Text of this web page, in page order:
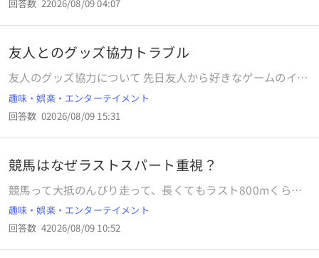
回答数 22026/08/09 04:07
友人とのグッズ協力トラブル
友人のグッズ協力について 先日友人から好きなゲームのイベ
ントに参加して推しグッズが当たるか協力してほしい と言わ
れました 私自身も友達に協力してもらったり 協力してもら
って友達が当たらないかつ、友達があてたレート高いグッズ
を奪って交換に出すなんてことはしてないですし、参加して
料でかつ参加するとグッズを貰えるので推しのキャラのグッ
ズが当たるか協力して欲しいとのこことで 私はその時にイラ
ストをみて友達の推しのグッズ協力すること、友達の推しで
はないBのキャラクターは受け取ってもいいのか確認はして
います ランダム景品でBのキャラがあたったところを友達に
趣味・娯楽・エンターテイメント
回答数 02026/08/09 15:31
競馬はなぜラストスパート重視？
競馬って大抵のんびり走って、長くてもラスト800mくらい
しか本気で走りませんよね？強いんならサイレンススズカみ
たいに最初からぶっちぎりで飛ばして勝てば良いと思うんで
すが、何で終いだけで勝とうとするんですか？楽したい（さ
せたい）からですか？ でも、それだったら2000m以上のレ
趣味・娯楽・エンターテイメント
回答数 42026/08/09 10:52